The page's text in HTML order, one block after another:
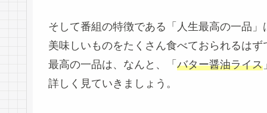
そして番組の特徴である「人生最高の一品
美味しいものをたくさん食べておられるはず
最高の一品は、なんと、「 バター醤油ライス
詳しく見ていきましょう。